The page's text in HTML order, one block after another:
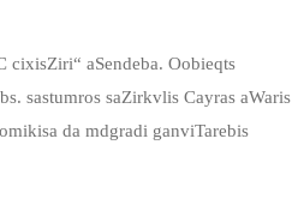
cixisZiri“ aSendeba. Oobieqts
sastumros saZirkvlis Cayras aWaris
da mdgradi ganviTarebis